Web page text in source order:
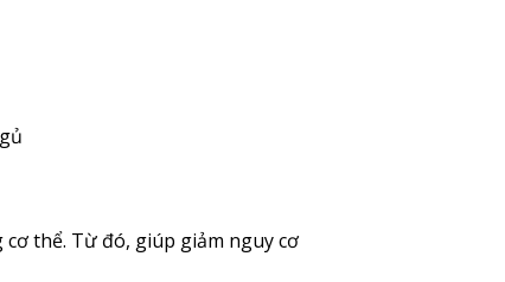
thể. Từ đó, giúp giảm nguy cơ